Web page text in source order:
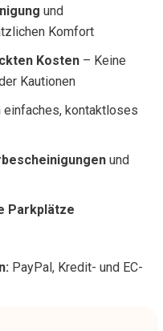
und
Komfort
Kosten – Keine
Kautionen
einfaches, kontaktloses
und
Parkplätze
PayPal, Kredit- und EC-